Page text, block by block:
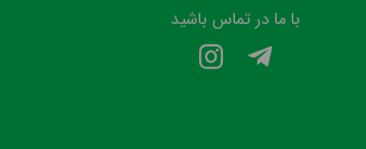
با ما در تماس باشید